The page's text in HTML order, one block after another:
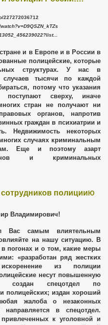
227272036712
и в Европе и в России в
полицейские, которые
структурах. У нас в
случаев тысячи по каждой
потому что указания
поступают сверху, иначе
стран не получают ни
органов, напротив
граждан в психиатрии и
Недвижимость некоторых
случаях криминальным
Еще и поэтому азарт
и криминальных
полиции Ю
Владимирович!
Вас самым влиятельным
на нашу ситуацию. В
погонах и о том, какие меры
«разработан ряд жестких
из полиции
несут повышенную
создан спецотдел по
полицейских; издан хороший
жалоба о незаконных
направляется в спецотдел.
к уголовной и